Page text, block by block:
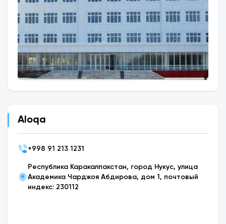
Aloqa
+998 91 213 1231
Республика Каракалпакстан, город Нукус, улица
Академика Чарджоя Абдирова, дом 1, почтовый
индекс: 230112